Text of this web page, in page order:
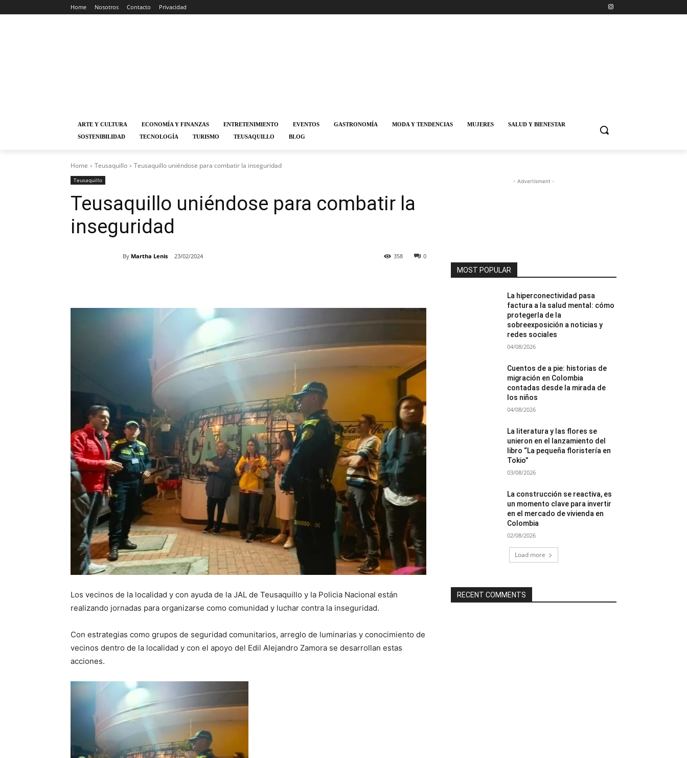
Home Nosotros Contacto Privacidad
ARTE Y CULTURA ECONOMÍA Y FINANZAS ENTRETENIMIENTO EVENTOS GASTRONOMÍA MODA Y TENDENCIAS MUJERES
SALUD Y BIENESTAR
SOSTENIBILIDAD
TECNOLOGÍA TURISMO TEUSAQUILLO BLOG
Home Teusaquillo Teusaquillo uniéndose para combatir la inseguridad
Teusaquillo
Teusaquillo uniéndose para combatir la
inseguridad
By Martha Lenis 23/02/2024 0
358
Los vecinos de la localidad y con ayuda de la JAL de Teusaquillo y la Policia Nacional están
realizando jornadas para organizarse como comunidad y luchar contra la inseguridad.
Con estrategias como grupos de seguridad comunitarios, arreglo de luminarias y conocimiento de
vecinos dentro de la localidad y con el apoyo del Edil Alejandro Zamora se desarrollan estas
acciones.
- Advertisment -
MOST POPULAR
La hiperconectividad pasa
factura a la salud mental: cómo
protegerla de la
sobreexposición a noticias y
redes sociales
04/08/2026
Cuentos de a pie: historias de
migración en Colombia
contadas desde la mirada de
los niños
04/08/2026
La literatura y las flores se
unieron en el lanzamiento del
libro “La pequeña floristería en
Tokio”
03/08/2026
La construcción se reactiva, es
un momento clave para invertir
en el mercado de vivienda en
Colombia
02/08/2026
Load more
RECENT COMMENTS